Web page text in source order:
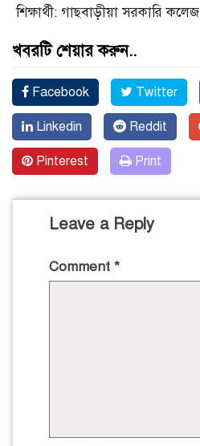
শিক্ষার্থী: গাছবাড়ীয়া সরকারি
খবরটি শেয়ার করুন..
Facebook Twitter
Linkedin Reddit
Pinterest Print
Leave a Reply
Comment *